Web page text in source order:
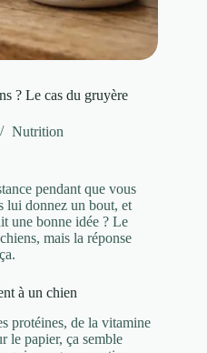
? Le cas du gruyère
Nutrition
pendant que vous
lui donnez un bout, et
une bonne idée ? Le
mais la réponse
à un chien
protéines, de la vitamine
le papier, ça semble